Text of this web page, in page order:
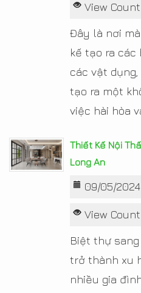
View
Đây là nơi
kế tạo ra
các vật
tạo ra một
việc hài hòa
Thiết Kế Nội
Long An
09/05/
View
Biệt thự
trở thành xu
nhiều gia